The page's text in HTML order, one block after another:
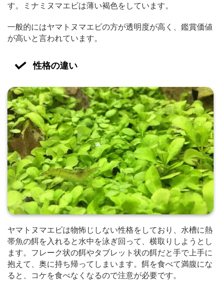
す。ミナミヌマエビは薄い褐色をしています。
一般的にはヤマトヌマエビの方が透明度が高く、鑑賞価値
が高いと言われています。
性格の違い
ヤマトヌマエビは物怖じしない性格をしており、水槽に熱
帯魚の餌を入れると水中を泳ぎ回って、横取りしようとし
ます。フレーク状の餌やタブレット状の餌だと手で上手に
抱えて、奥に持ち帰ってしまいます。餌を食べて満腹にな
ると、コケを食べなくなるので注意が必要です。